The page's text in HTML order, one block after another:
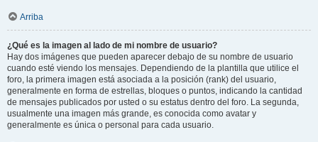
Arriba
¿Qué es la imagen al lado de mi nombre de usuario?
Hay dos imágenes que pueden aparecer debajo de su nombre de usuario
cuando esté viendo los mensajes. Dependiendo de la plantilla que utilice el
foro, la primera imagen está asociada a la posición (rank) del usuario,
generalmente en forma de estrellas, bloques o puntos, indicando la cantidad
de mensajes publicados por usted o su estatus dentro del foro. La segunda,
usualmente una imagen más grande, es conocida como avatar y
generalmente es única o personal para cada usuario.